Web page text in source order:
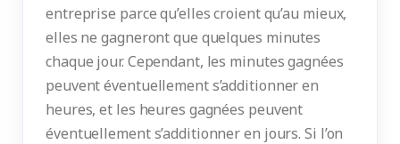
entreprise parce qu’elles croient qu’au mieux,
elles ne gagneront que quelques minutes
chaque jour. Cependant, les minutes gagnées
peuvent éventuellement s’additionner en
heures, et les heures gagnées peuvent
éventuellement s’additionner en jours. Si l’on